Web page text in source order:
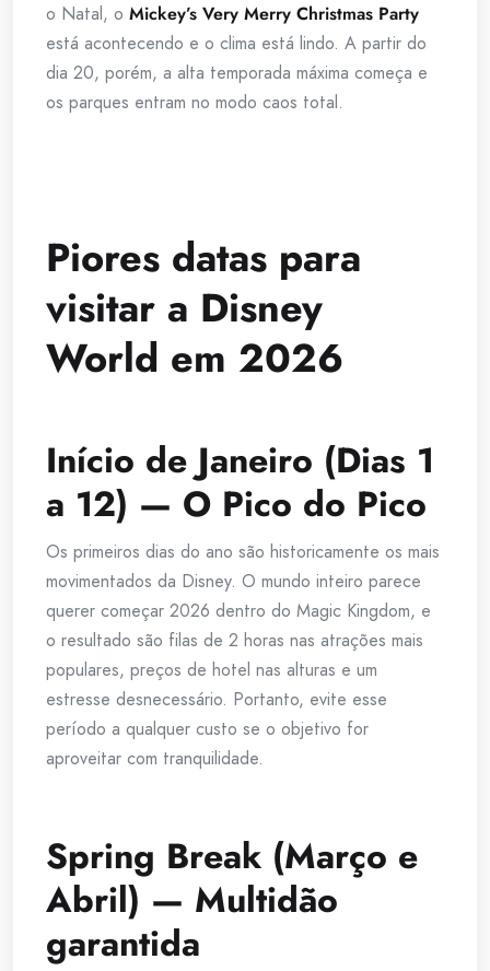
o Natal, o Mickey’s Very Merry Christmas Party
está acontecendo e o clima está lindo. A partir do
dia 20, porém, a alta temporada máxima começa e
os parques entram no modo caos total.
Piores datas para
visitar a Disney
World em 2026
Início de Janeiro (Dias 1
a 12) — O Pico do Pico
Os primeiros dias do ano são historicamente os mais
movimentados da Disney. O mundo inteiro parece
querer começar 2026 dentro do Magic Kingdom, e
o resultado são filas de 2 horas nas atrações mais
populares, preços de hotel nas alturas e um
estresse desnecessário. Portanto, evite esse
período a qualquer custo se o objetivo for
aproveitar com tranquilidade.
Spring Break (Março e
Abril) — Multidão
garantida